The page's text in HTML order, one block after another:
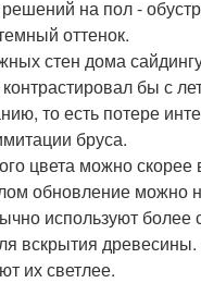
на пол -
оттенок.
стен дома
бы с
то есть потере
бруса.
цвета можно
обновление можно
используют более
вскрытия
их светлее.